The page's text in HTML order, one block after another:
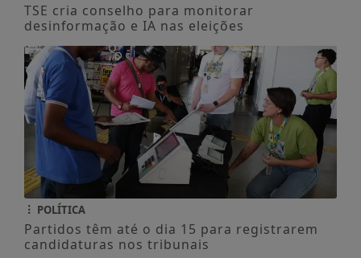
TSE cria conselho para monitorar
desinformação e IA nas eleições
POLÍTICA
Partidos têm até o dia 15 para registrarem
candidaturas nos tribunais